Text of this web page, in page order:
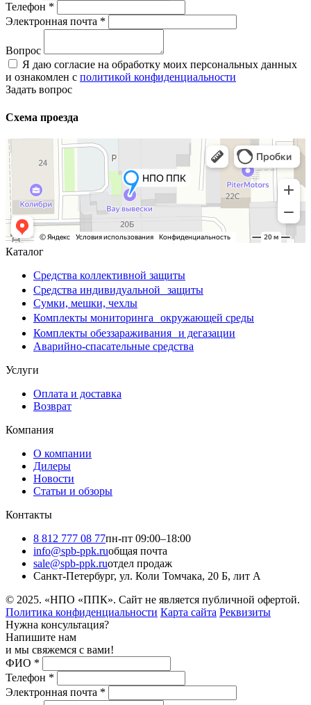
Телефон *
Электронная почта *
Вопрос
Я даю согласие на обработку моих персональных данных
и ознакомлен с политикой конфиденциальности
Задать вопрос
Схема проезда
Каталог
Средства коллективной защиты
Средства индивидуальной защиты
Сумки, мешки, чехлы
Комплекты мониторинга окружающей среды
Комплекты обеззараживания и дегазации
Аварийно-спасательные средства
Услуги
Оплата и доставка
Возврат
Компания
О компании
Дилеры
Новости
Статьи и обзоры
Контакты
8 812 777 08 77пн-пт 09:00–18:00
info@spb-ppk.ruобщая почта
sale@spb-ppk.ruотдел продаж
Санкт-Петербург, ул. Коли Томчака, 20 Б, лит А
© 2025. «НПО «ППК». Сайт не является публичной офертой.
Политика конфиденциальности Карта сайта Реквизиты
Нужна консультация?
Напишите нам
и мы свяжемся с вами!
ФИО *
Телефон *
Электронная почта *